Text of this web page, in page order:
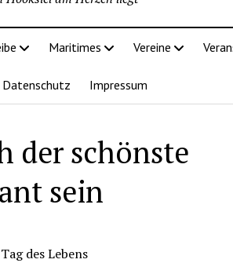
Maritimes Vereine
Datenschutz Impressum
der schönste
sein
des Lebens